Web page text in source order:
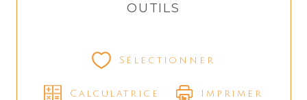
OUTILS
Sélectionner
Calculatrice Imprimer